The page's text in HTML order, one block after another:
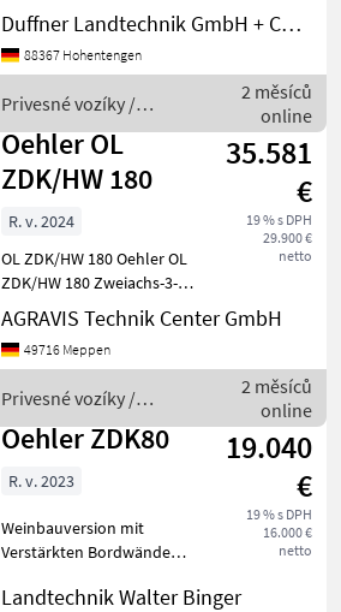
Eco Plus Baujahr 2026 6, 5
Tonnen zul. Gesamtgewicht
Pritschenmaß innen: 4 x 2,
Auflaufbremse mit
Rückfahr
Duffner Landtechnik GmbH + Co KG
88367 Hohentengen
Privesné vozíky /
Oehler
2 měsíců
online
Oehler OL
ZDK/HW 180
35.581
€
19 % s DPH
29.900 €
netto
R. v. 2024
OL ZDK/HW 180 Oehler OL
ZDK/HW 180 Zweiachs-3-
Seiten- kipper - 18 t
zulässiges Gesamtgewicht /
Druckluftbremse
Pritschenmaß innen:
5.000x24
AGRAVIS Technik Center GmbH
49716 Meppen
Privesné vozíky /
Oehler
2 měsíců
online
Oehler ZDK80
19.040
€
19 % s DPH
16.000 €
netto
R. v. 2023
Weinbauversion mit
Verstärkten Bordwände
motorové vozidlo, Počet
Landtechnik Walter Binger